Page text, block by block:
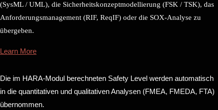
(SysML / UML), die Sicherheitskonzeptmodellierung (FSK / TSK), das
Anforderungsmanagement (RIF, ReqIF) oder die SOX-Analyse zu
übergeben.
Learn More
Die im HARA-Modul berechneten Safety Level werden automatisch
in die quantitativen und qualitativen Analysen (FMEA, FMEDA, FTA)
übernommen.